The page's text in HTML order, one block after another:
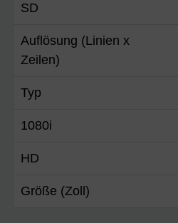
SD
Auflösung (Linien x
Zeilen)
Typ
1080i
HD
Größe (Zoll)